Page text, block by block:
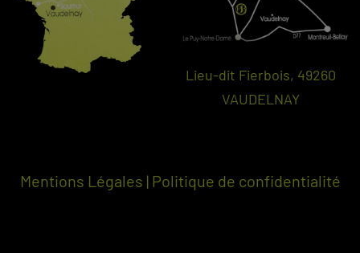
Lieu-dit Fierbois, 49260
VAUDELNAY
Mentions Légales | Politique de confidentialité